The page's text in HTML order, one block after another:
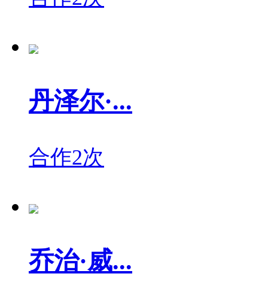
丹泽尔·...
合作2次
乔治·威...